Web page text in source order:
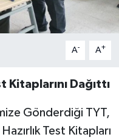
A- A+
Dağıttı
Gönderdiği TYT,
Test Kitapları